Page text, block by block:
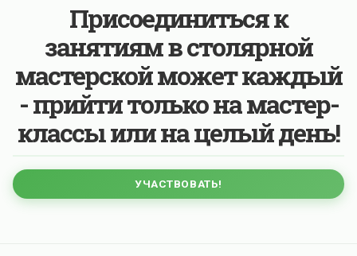
Присоединиться к
занятиям в столярной
мастерской может каждый
- прийти только на мастер-
классы или на целый день!
УЧАСТВОВАТЬ!